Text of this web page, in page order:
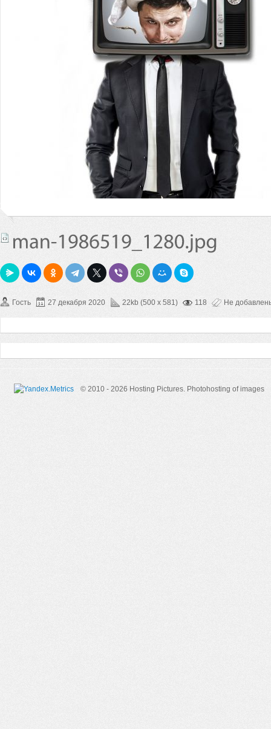
Гость 27 декабря 2020 22kb (500 x 581) 118 Не
© 2010 - 2026 Hosting Pictures. Photohosting of images